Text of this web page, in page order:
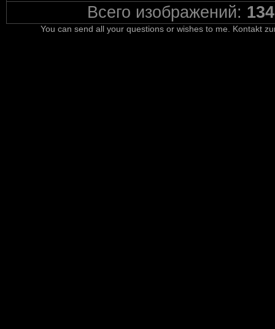
Всего изображений: 134
You can send all your questions or wishes to me. Kontakt